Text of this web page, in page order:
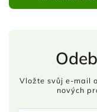
Vložte svůj e-mail
nových